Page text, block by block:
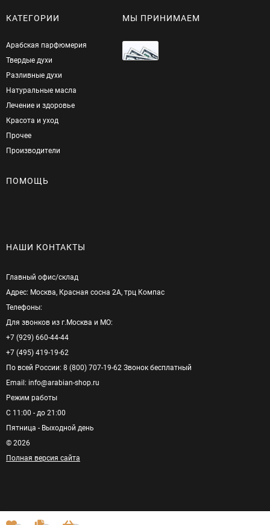
КАТЕГОРИИ
Арабская парфюмерия
Твердые духи
Разливные духи
Натуральные масла
Лечение и здоровье
Красота и уход
Прочее
Производители
МЫ ПРИНИМАЕМ
ПОМОЩЬ
НАШИ КОНТАКТЫ
Главный офис/cклад
Адрес: Москва, Красная сосна 2А, трц Компас
Телефоны:
Для звонков из г.Москва и МО:
+7 (929) 660-44-44
+7 (495) 419-19-62
По всей России: 8 (800) 707-19-62 Звонок бесплатный
Email: info@arabian-shop.ru
Режим pаботы
С 11:00 - до 21:00
Пятница - Выходной день
© 2026
Полная версия сайта